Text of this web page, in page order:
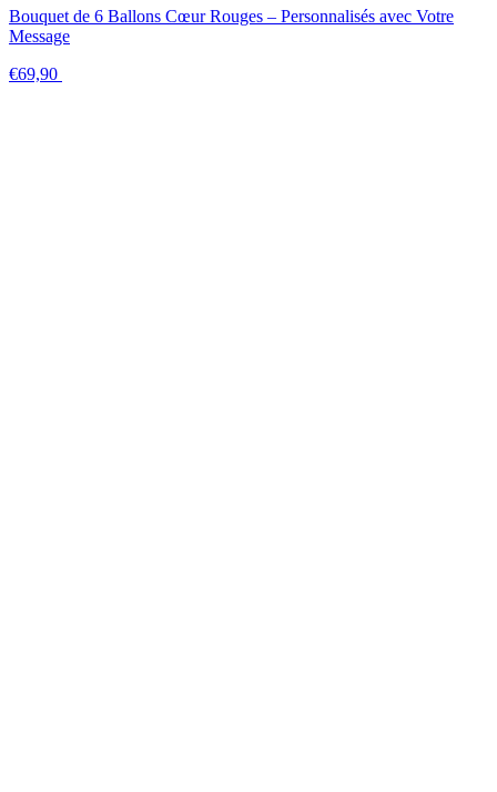
Bouquet de 6 Ballons Cœur Rouges – Personnalisés avec Votre
Message
€69,90